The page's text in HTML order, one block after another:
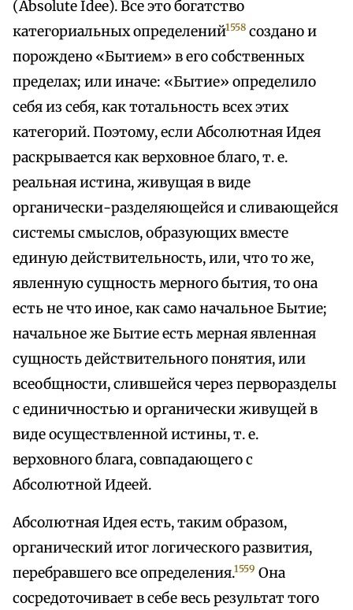
(Absolute Idee). Все это богатство
категориальных определений1558 создано и
порождено «Бытием» в его собственных
пределах; или иначе: «Бытие» определило
себя из себя, как тотальность всех этих
категорий. Поэтому, если Абсолютная Идея
раскрывается как верховное благо, т. е.
реальная истина, живущая в виде
органически-разделяющейся и сливающейся
системы смыслов, образующих вместе
единую действительность, или, что то же,
явленную сущность мерного бытия, то она
есть не что иное, как само начальное Бытие;
начальное же Бытие есть мерная явленная
сущность действительного понятия, или
всеобщности, слившейся через перворазделы
с единичностью и органически живущей в
виде осуществленной истины, т. е.
верховного блага, совпадающего с
Абсолютной Идеей.
Абсолютная Идея есть, таким образом,
органический итог логического развития,
перебравшего все определения.1559 Она
сосредоточивает в себе весь результат того